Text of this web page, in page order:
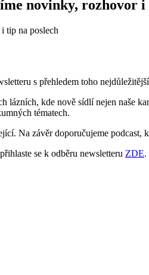
novinky, rozhovor i
s přehledem toho
kde nově sídlí nejen naše
tématech.
Na závěr doporučujeme podcast,
se k odběru newsletteru ZDE.